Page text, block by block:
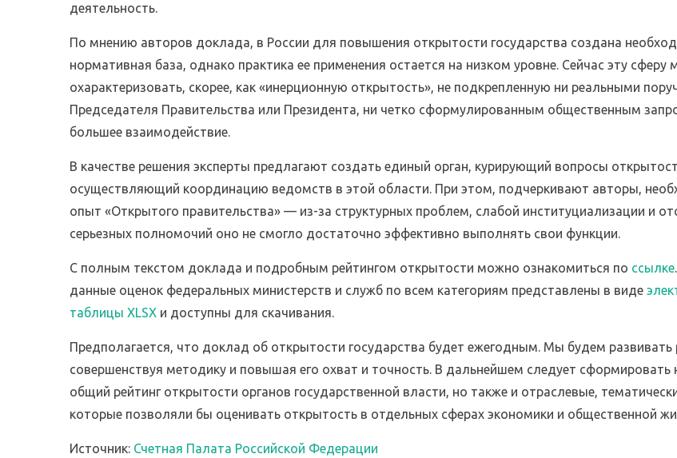
деятельность.
По мнению авторов доклада, в России для повышения открытости государства создана
нормативная база, однако практика ее применения остается на низком уровне. Сейчас эту сферу
охарактеризовать, скорее, как «инерционную открытость», не подкрепленную ни реальными
Председателя Правительства или Президента, ни четко сформулированным общественным
большее взаимодействие.
В качестве решения эксперты предлагают создать единый орган, курирующий вопросы
осуществляющий координацию ведомств в этой области. При этом, подчеркивают авторы,
опыт «Открытого правительства» — из-за структурных проблем, слабой институциализации и
серьезных полномочий оно не смогло достаточно эффективно выполнять свои функции.
С полным текстом доклада и подробным рейтингом открытости можно ознакомиться по ссылке
данные оценок федеральных министерств и служб по всем категориям представлены в виде
таблицы XLSX и доступны для скачивания.
Предполагается, что доклад об открытости государства будет ежегодным. Мы будем развивать
совершенствуя методику и повышая его охват и точность. В дальнейшем следует сформировать
общий рейтинг открытости органов государственной власти, но также и отраслевые,
которые позволяли бы оценивать открытость в отдельных сферах экономики и общественной
Источник: Счетная Палата Российской Федерации